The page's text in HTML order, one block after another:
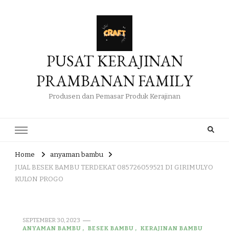
PUSAT KERAJINAN
PRAMBANAN FAMILY
Produsen dan Pemasar Produk Kerajinan
Home
anyaman bambu
JUAL BESEK BAMBU TERDEKAT 085726059521 DI GIRIMULYO
KULON PROGO
SEPTEMBER 30, 2023
ANYAMAN BAMBU
BESEK BAMBU KERAJINAN BAMBU